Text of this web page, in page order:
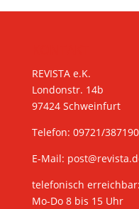
REVISTA e.K.
Londonstr. 14b
97424 Schweinfurt
Telefon: 09721/387190
E-Mail:
telefonisch erreichbar:
Mo-Do 8 bis 15 Uhr